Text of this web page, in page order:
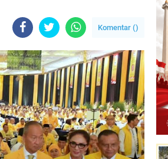
Komentar ()